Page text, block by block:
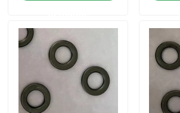
Laveuse lourde
Laveuses simples
Machines à laver à l'eau chauffée